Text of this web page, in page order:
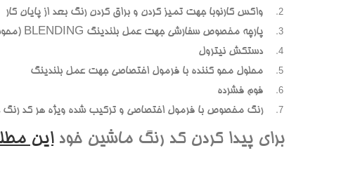
واکس کارنوبا جهت تميز کردن و براق کردن رنگ بعد از پايان کار
پارچه مخصوص سفارشي جهت عمل بلندينگ BLENDING (محوسازي رنگهاي اضافه و بيرون زده)
دستکش نيترول
محلول محو کننده با فرمول اختصاصي جهت عمل بلندينگ
فوم فشرده
رنگ مخصوص با فرمول اختصاصي و ترکيب شده ويژه هر کد رنگ
براي پيدا کردن کد رنگ ماشين خوداين